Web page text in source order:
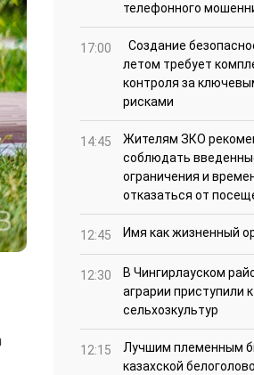
телефонного
17:00
Создание
летом требует
контроля за
рисками
14:45
Жителям ЗКО
соблюдать
ограничения и
отказаться от
12:45 Имя как жизненный
12:30
В Чингирлауском
аграрии приступили
сельхозкультур
12:15
Лучшим племенным
казахской